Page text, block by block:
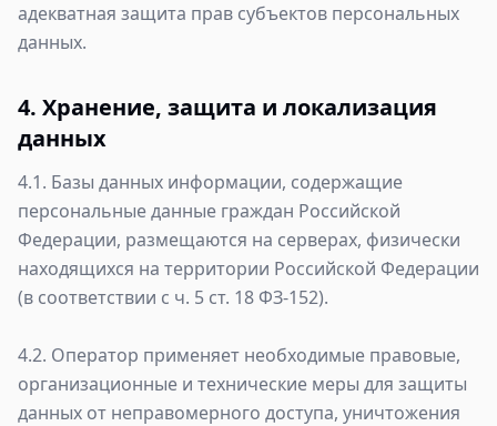
адекватная защита прав субъектов персональных
данных.
4. Хранение, защита и локализация
данных
4.1. Базы данных информации, содержащие
персональные данные граждан Российской
Федерации, размещаются на серверах, физически
находящихся на территории Российской Федерации
(в соответствии с ч. 5 ст. 18 ФЗ-152).
4.2. Оператор применяет необходимые правовые,
организационные и технические меры для защиты
данных от неправомерного доступа, уничтожения